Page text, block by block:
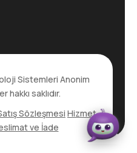
Sistemleri Anonim
hakkı saklıdır.
Sözleşmesi Hizmet
ve İade